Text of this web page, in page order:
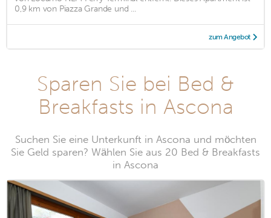
0,9 km von Piazza Grande und ...
zum Angebot
Sparen Sie bei Bed &
Breakfasts in Ascona
Suchen Sie eine Unterkunft in Ascona und möchten
Sie Geld sparen? Wählen Sie aus 20 Bed & Breakfasts
in Ascona